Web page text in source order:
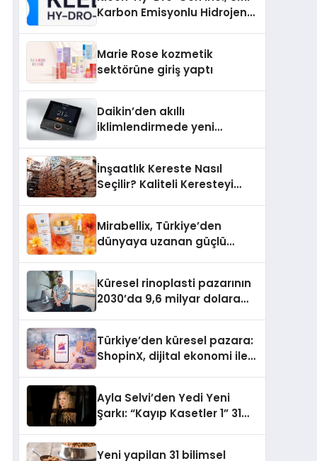
Karbon Emisyonlu Hidrojen
Aldı
Marie Rose kozmetik
sektörüne giriş yaptı
Daikin’den akıllı
iklimlendirmede yeni
İnşaatlık Kereste Nasıl
Seçilir? Kaliteli Keresteyi
Mirabellix, Türkiye’den
dünyaya uzanan güçlü
Küresel rinoplasti pazarının
2030’da 9,6 milyar dolara
Türkiye’den küresel pazara:
ShopinX, dijital ekonomi ile
Ayla Selvi’den Yedi Yeni
Şarkı: “Kayıp Kasetler 1” 31
Yeni yapilan 31 bilimsel